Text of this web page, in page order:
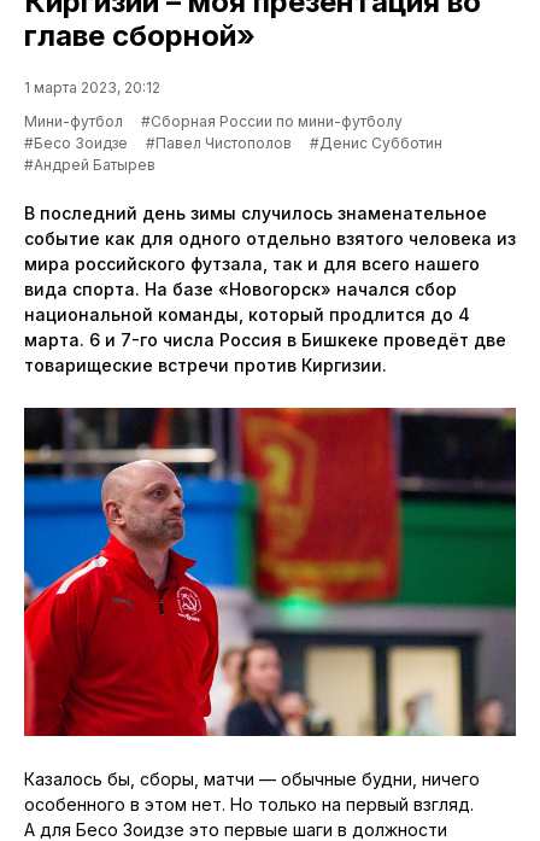
главе сборной»
1 марта 2023, 20:12
Мини-футбол
#Сборная России по мини-футболу
#Бесо Зоидзе
#Павел Чистополов
#Денис Субботин
#Андрей Батырев
В последний день зимы случилось знаменательное
событие как для одного отдельно взятого человека из
мира российского футзала, так и для всего нашего
вида спорта. На базе «Новогорск» начался сбор
национальной команды, который продлится до 4
марта. 6 и 7-го числа Россия в Бишкеке проведёт две
товарищеские встречи против Киргизии.
Казалось бы, сборы, матчи — обычные будни, ничего
особенного в этом нет. Но только на первый взгляд.
А для Бесо Зоидзе это первые шаги в должности